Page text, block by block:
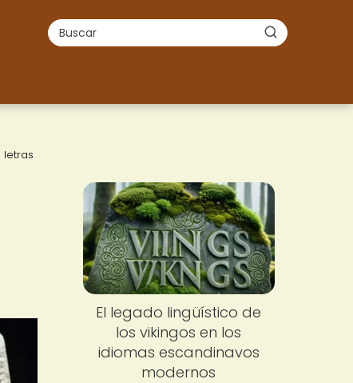
letras
El legado lingüístico de
los vikingos en los
idiomas escandinavos
modernos